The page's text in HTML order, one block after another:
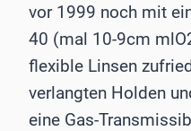
vor 1999 noch mit
40 (mal 10-9cm
flexible Linsen
verlangten Holden
eine Gas-